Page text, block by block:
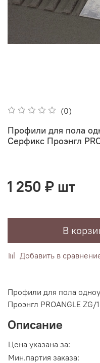
(0)
Профили для пола
Серфикс Проэнгл
1 250 ₽ шт
В
Добавить в
Профили для пола
Проэнгл PROANGLE ZG/
Описание
Цена указана за:
Мин.партия заказа: